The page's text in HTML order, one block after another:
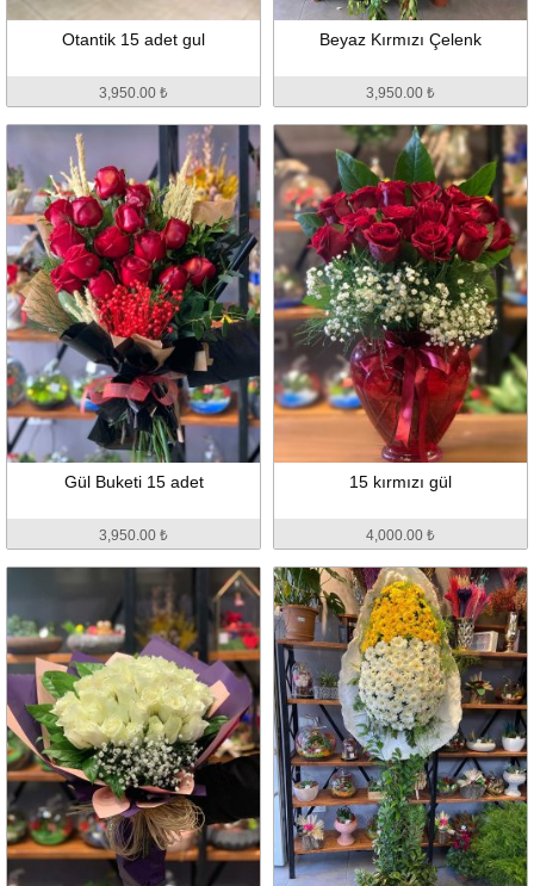
Otantik 15 adet gul
3,950.00 ₺
Beyaz Kırmızı Çelenk
3,950.00 ₺
Gül Buketi 15 adet
3,950.00 ₺
15 kırmızı gül
4,000.00 ₺